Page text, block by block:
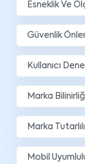
Esneklik Ve
Güvenlik
Kullanıcı
Marka
Marka
Mobil